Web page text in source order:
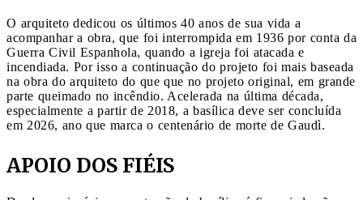
O arquiteto dedicou os últimos 40 anos de sua vida a
acompanhar a obra, que foi interrompida em 1936 por conta da
Guerra Civil Espanhola, quando a igreja foi atacada e
incendiada. Por isso a continuação do projeto foi mais baseada
na obra do arquiteto do que que no projeto original, em grande
parte queimado no incêndio. Acelerada na última década,
especialmente a partir de 2018, a basílica deve ser concluída
em 2026, ano que marca o centenário de morte de Gaudì.
APOIO DOS FIÉIS